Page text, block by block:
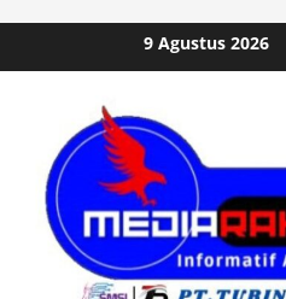
to
9 Agustus 2026